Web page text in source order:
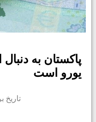
پاکستان به
یورو است
تاریخ